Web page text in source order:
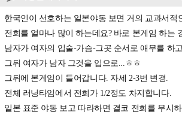
한국인이 선호하는 일본야동 보면 거의 교과서적
전희를 얼마나 많이 하는데요? 바로 본게임 하는
남자가 여자의 입술-가슴-그곳 순서로 애무를 하
그뒤 여자가 남자 그것을 입으로...ㅎㅎ
그뒤에 본게임이 들어갑니다. 자세 2-3번 변경.
전체 러닝타임에서 전희가 1/2정도 차지합니다.
일본 표준 야동 보고 따라하면 결코 전희를 무시